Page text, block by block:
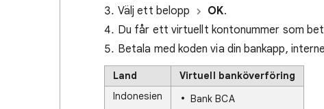
Välj ett belopp
OK.
Du får ett virtuellt kontonummer som
Betala med koden via din bankapp,
Land
Virtuell banköverföring
Indonesien
Bank BCA